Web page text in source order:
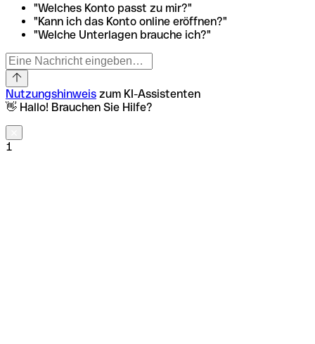
"Welches Konto passt zu mir?"
"Kann ich das Konto online eröffnen?"
"Welche Unterlagen brauche ich?"
Nutzungshinweis zum KI-Assistenten
👋 Hallo! Brauchen Sie Hilfe?
1